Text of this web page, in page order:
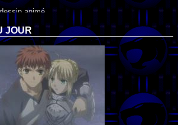
animé
(1995) dans la liste.
animé
l'Aventurier de la Chance (2006) dans la
animé
Petit Canard (2000) dans la liste.
animé
Noël du vilain petit canard (2003) dans la liste.
JOUR